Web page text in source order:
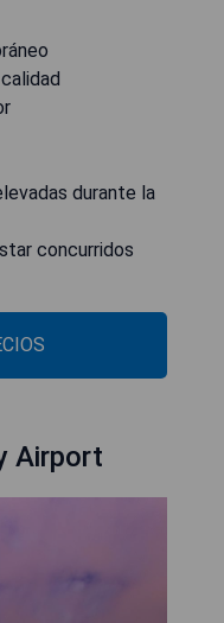
durante la
concurridos
Airport